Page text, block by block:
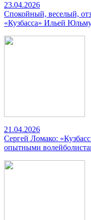
23.04.2026
Спокойный, веселый,
«Кузбасса» Ильей
21.04.2026
Сергей Ломако:
опытными